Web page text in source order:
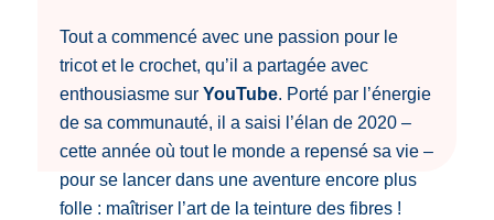
Tout a commencé avec une passion pour le
tricot et le crochet, qu’il a partagée avec
enthousiasme sur YouTube. Porté par l’énergie
de sa communauté, il a saisi l’élan de 2020 –
cette année où tout le monde a repensé sa vie –
pour se lancer dans une aventure encore plus
folle : maîtriser l’art de la teinture des fibres !